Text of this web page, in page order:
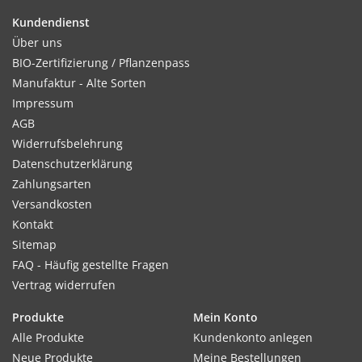
Kultur:
Frühsaaten nach 2 Wochen auf 5 x 5cm pikieren,
Auspflanzung ab April im Abstand 40 x 50cm.
Standort:
Sonnige, nicht zu trockene Lage. Bevorzugt schweren Boden,
nährstoffreich, feucht und humos.
Ernte / Blüte:
Frühsaaten nach 2 Wochen auf 5 x 5cm pikieren, Auspfl
anzung ab April im Abstand 40 x 50cm.
Kundendienst
Über uns
BIO-Zertifizierung / Pflanzenpass
Manufaktur - Alte Sorten
Impressum
AGB
Widerrufsbelehrung
Datenschutzerklärung
Zahlungsarten
Versandkosten
Kontakt
Sitemap
FAQ - Häufig gestellte Fragen
Vertrag widerrufen
Produkte
Alle Produkte
Neue Produkte
Mein Konto
Kundenkonto anlegen
Meine Bestellungen